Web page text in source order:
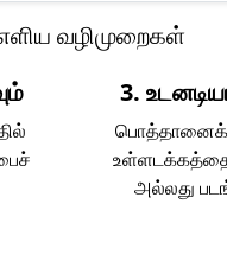
வழிமுறைகள்
3.
பொத்தானைக்
அல்லது